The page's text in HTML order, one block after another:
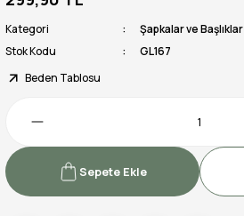
Kategori
Şapkalar ve Başlıklar
Stok Kodu
GL167
Beden Tablosu
Sepete Ekle